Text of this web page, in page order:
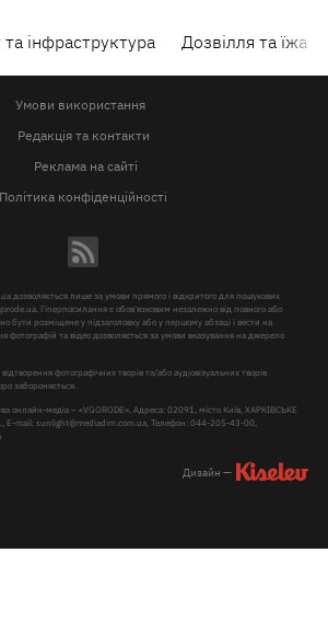
інфраструктура Дозвілля та їжа
Умови використання
Редакція та контакти
Реклама на сайті
Політика конфіденційності
дозволяється лише за умови прямого і відкритого для пошукових
Гіперпосилання є обов'язковим незалежно від повного або
бути розміщене у підзаголовку або у першому абзаці і вести на
фотографій та відео дозволяється за умови вказування на джерело
фотографічних творів та/або аудіовізуальних творів
забороняється.
онлайн-медіа – «VGORODE», Адреса: 02091, місто Київ, ХАРКІВСЬКЕ
E-mail:sunlight@mediadim.com.ua , Телефон: 044-205-43-00,
Дизайн —